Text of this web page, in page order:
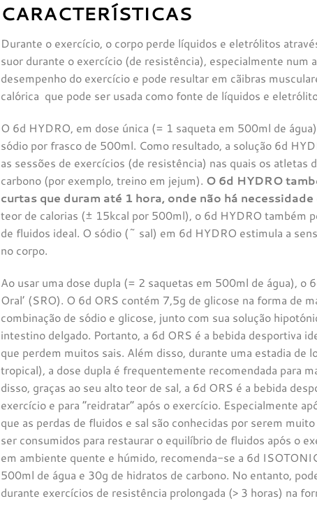
CARACTERÍSTICAS
Durante o exercício, o corpo perde líquidos e eletrólitos
suor durante o exercício (de resistência), especialmente
desempenho do exercício e pode resultar em cãibras
calórica que pode ser usada como fonte de líquidos e
O 6d HYDRO, em dose única (= 1 saqueta em 500ml de
sódio por frasco de 500ml. Como resultado, a solução 6d
as sessões de exercícios (de resistência) nas quais os
carbono (por exemplo, treino em jejum). O 6d HYDRO
curtas que duram até 1 hora, onde não há
teor de calorias (± 15kcal por 500ml), o 6d HYDRO também
de fluidos ideal. O sódio (~ sal) em 6d HYDRO estimula a
no corpo.
Ao usar uma dose dupla (= 2 saquetas em 500ml de água), o
Oral’ (SRO). O 6d ORS contém 7,5g de glicose na forma de
combinação de sódio e glicose, junto com sua solução
intestino delgado. Portanto, a 6d ORS é a bebida desportiva
que perdem muitos sais. Além disso, durante uma estadia
tropical), a dose dupla é frequentemente recomendada para
disso, graças ao seu alto teor de sal, a 6d ORS é a bebida
exercício e para “reidratar” após o exercício. Especialmente
que as perdas de fluidos e sal são conhecidas por serem
ser consumidos para restaurar o equilíbrio de fluidos após o
em ambiente quente e húmido, recomenda-se a 6d
500ml de água e 30g de hidratos de carbono. No entanto,
durante exercícios de resistência prolongada (> 3 horas) na